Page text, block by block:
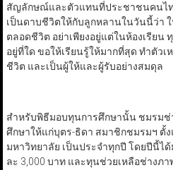
สัญลักษณ์และตัวแทนที่ประชาชนคนไท
เป็นดาบชีวิตให้กับลูกหลานในวันนี้ว่า
ตลอดชีวิต อย่าเพียงอยู่แต่ในห้องเรียน
อยู่ที่ใด ขอให้เรียนรู้ให้มากที่สุด ทำตัว
ชีวิต และเป็นผู้ให้และผู้รับอย่างสมดุล
สำหรับพิธีมอบทุนการศึกษานั้น ชมรมช่
ศึกษาให้แก่บุตร-ธิดา สมาชิกชมรมฯ ตั้
มหาวิทยาลัย เป็นประจำทุกปี โดยปีนี้ไ
ละ 3,000 บาท และทุนช่วยเหลือช่างภ